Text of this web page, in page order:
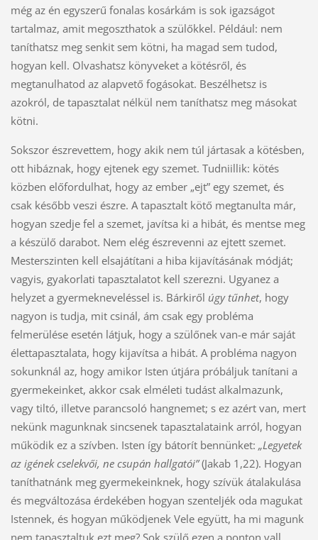
még az én egyszerű fonalas kosárkám is sok igazságot
tartalmaz, amit megoszthatok a szülőkkel. Például: nem
taníthatsz meg senkit sem kötni, ha magad sem tudod,
hogyan kell. Olvashatsz könyveket a kötésről, és
megtanulhatod az alapvető fogásokat. Beszélhetsz is
azokról, de tapasztalat nélkül nem taníthatsz meg másokat
kötni.
Sokszor észrevettem, hogy akik nem túl jártasak a kötésben,
ott hibáznak, hogy ejtenek egy szemet. Tudniillik: kötés
közben előfordulhat, hogy az ember „ejt” egy szemet, és
csak később veszi észre. A tapasztalt kötő megtanulta már,
hogyan szedje fel a szemet, javítsa ki a hibát, és mentse meg
a készülő darabot. Nem elég észrevenni az ejtett szemet.
Mesterszinten kell elsajátítani a hiba kijavításának módját;
vagyis, gyakorlati tapasztalatot kell szerezni. Ugyanez a
helyzet a gyermekneveléssel is. Bárkiről úgy tűnhet, hogy
nagyon is tudja, mit csinál, ám csak egy probléma
felmerülése esetén látjuk, hogy a szülőnek van-e már saját
élettapasztalata, hogy kijavítsa a hibát. A probléma nagyon
sokunknál az, hogy amikor Isten útjára próbáljuk tanítani a
gyermekeinket, akkor csak elméleti tudást alkalmazunk,
vagy tiltó, illetve parancsoló hangnemet; s ez azért van, mert
nekünk magunknak sincsenek tapasztalataink arról, hogyan
működik ez a szívben. Isten így bátorít bennünket: „Legyetek
az igének cselekvői, ne csupán hallgatói”(Jakab 1,22). Hogyan
taníthatnánk meg gyermekeinknek, hogy szívük átalakulása
és megváltozása érdekében hogyan szenteljék oda magukat
Istennek, és hogyan működjenek Vele együtt, ha mi magunk